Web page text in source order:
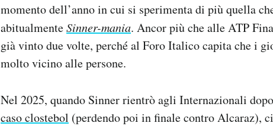
momento dell’anno in cui si sperimenta di più quella
abitualmenteSinner-mania. Ancor più che alle ATP
già vinto due volte, perché al Foro Italico capita che i
molto vicino alle persone.
Nel 2025, quando Sinner rientrò agli Internazionali
caso clostebol (perdendo poi in finale contro Alcaraz),